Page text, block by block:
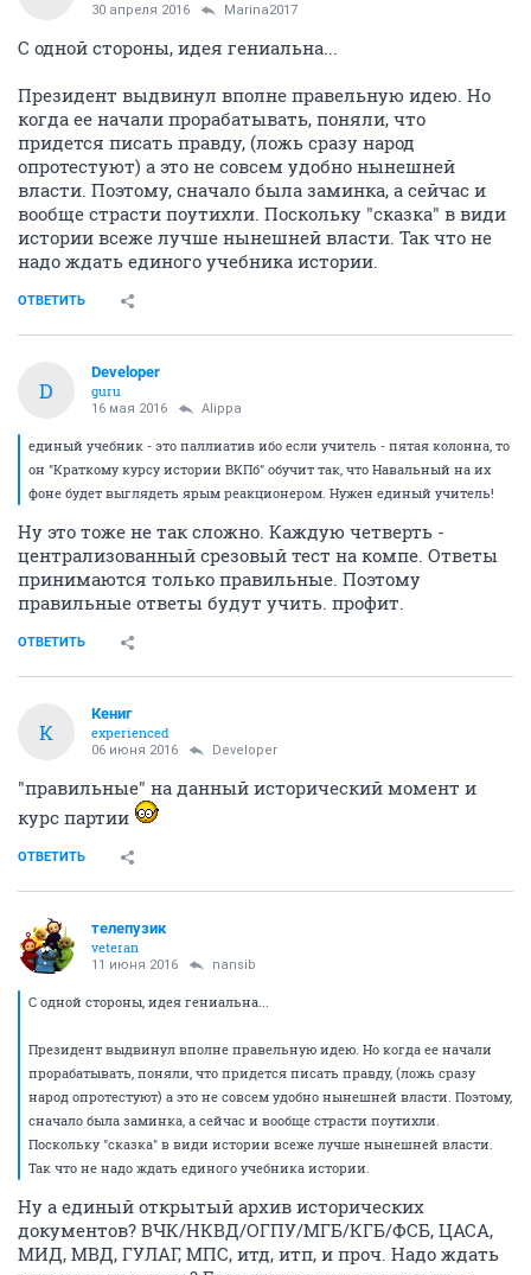
30 апреля 2016 Marina2017
С одной стороны, идея гениальна...
Президент выдвинул вполне правельную идею. Но
когда ее начали прорабатывать, поняли, что
придется писать правду, (ложь сразу народ
опротестуют) а это не совсем удобно нынешней
власти. Поэтому, сначало была заминка, а сейчас и
вообще страсти поутихли. Поскольку "сказка" в види
истории всеже лучше нынешней власти. Так что не
надо ждать единого учебника истории.
ОТВЕТИТЬ
D
Developer
guru
16 мая 2016 Alippa
единый учебник - это паллиатив ибо если учитель - пятая колонна, то
он "Краткому курсу истории ВКПб" обучит так, что Навальный на их
фоне будет выглядеть ярым реакционером. Нужен единый учитель!
Ну это тоже не так сложно. Каждую четверть -
централизованный срезовый тест на компе. Ответы
принимаются только правильные. Поэтому
правильные ответы будут учить. профит.
ОТВЕТИТЬ
К
Кениг
experienced
06 июня 2016 Developer
"правильные" на данный исторический момент и
курс партии
ОТВЕТИТЬ
телепузик
veteran
11 июня 2016 nansib
С одной стороны, идея гениальна...
Президент выдвинул вполне правельную идею. Но когда ее начали
прорабатывать, поняли, что придется писать правду, (ложь сразу
народ опротестуют) а это не совсем удобно нынешней власти. Поэтому,
сначало была заминка, а сейчас и вообще страсти поутихли.
Поскольку "сказка" в види истории всеже лучше нынешней власти.
Так что не надо ждать единого учебника истории.
Ну а единый открытый архив исторических
документов? ВЧК/НКВД/ОГПУ/МГБ/КГБ/ФСБ, ЦАСА,
МИД, МВД, ГУЛАГ, МПС, итд, итп, и проч. Надо ждать